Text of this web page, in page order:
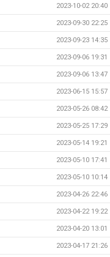
2023-10-02 20:40
2023-09-30 22:25
2023-09-23 14:35
2023-09-06 19:31
2023-09-06 13:47
2023-06-15 15:57
2023-05-26 08:42
2023-05-25 17:29
2023-05-14 19:21
2023-05-10 17:41
2023-05-10 10:14
2023-04-26 22:46
2023-04-22 19:22
2023-04-20 13:01
2023-04-17 21:26